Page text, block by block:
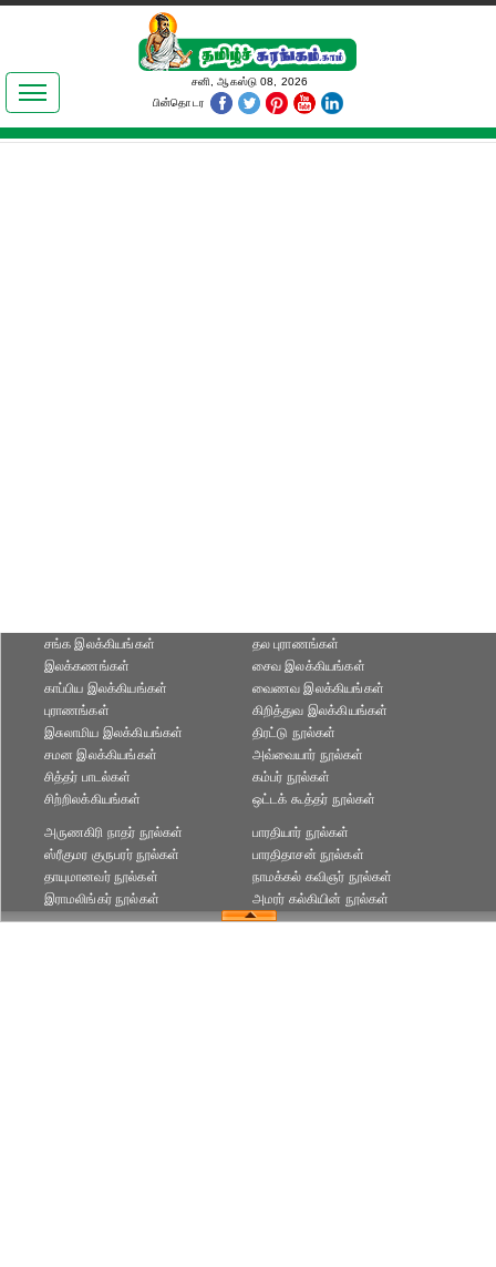
இலக்கியங்கள்
தமிழ் உலகம்
சனி, ஆகஸ்டு 08, 2026
பின்தொடர
சங்க இலக்கியங்கள்
இலக்கணங்கள்
காப்பிய இலக்கியங்கள்
புராணங்கள்
தல புராணங்கள்
சைவ இலக்கியங்கள்
வைணவ இலக்கியங்கள்
கிறித்துவ இலக்கியங்கள்
இசுலாமிய இலக்கியங்கள்
சமன இலக்கியங்கள்
சித்தர் பாடல்கள்
சிற்றிலக்கியங்கள்
திரட்டு நூல்கள்
அவ்வையார் நூல்கள்
கம்பர் நூல்கள்
ஒட்டக் கூத்தர் நூல்கள்
அருணகிரி நாதர் நூல்கள்
ஸ்ரீகுமர குருபரர் நூல்கள்
தாயுமானவர் நூல்கள்
இராமலிங்கர் நூல்கள்
பாரதியார் நூல்கள்
பாரதிதாசன் நூல்கள்
நாமக்கல் கவிஞர் நூல்கள்
அமரர் கல்கியின் நூல்கள்